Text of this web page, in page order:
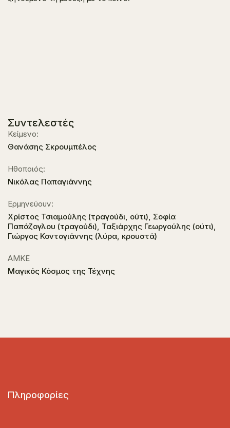
Συντελεστές
Κείμενο:
Θανάσης Σκρουμπέλος
Ηθοποιός:
Νικόλας Παπαγιάννης
Ερμηνεύουν:
Χρίστος Τσιαμούλης (τραγούδι, ούτι), Σοφία
Παπάζογλου (τραγούδι), Ταξιάρχης Γεωργούλης (ούτι),
Γιώργος Κοντογιάννης (λύρα, κρουστά)
ΑΜΚΕ
Μαγικός Κόσμος της Τέχνης
Πληροφορίες